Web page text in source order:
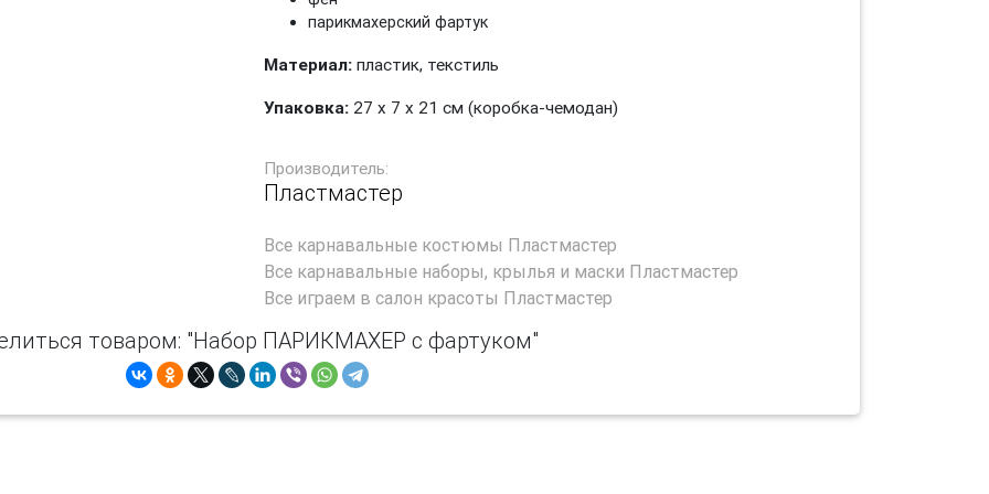
парикмахерский фартук
Материал: пластик, текстиль
Упаковка: 27 х 7 х 21 см (коробка-чемодан)
Производитель:
Пластмастер
Все карнавальные костюмы Пластмастер
Все карнавальные наборы, крылья и маски Пластмастер
Все играем в салон красоты Пластмастер
товаром: "Набор ПАРИКМАХЕР с фартуком"